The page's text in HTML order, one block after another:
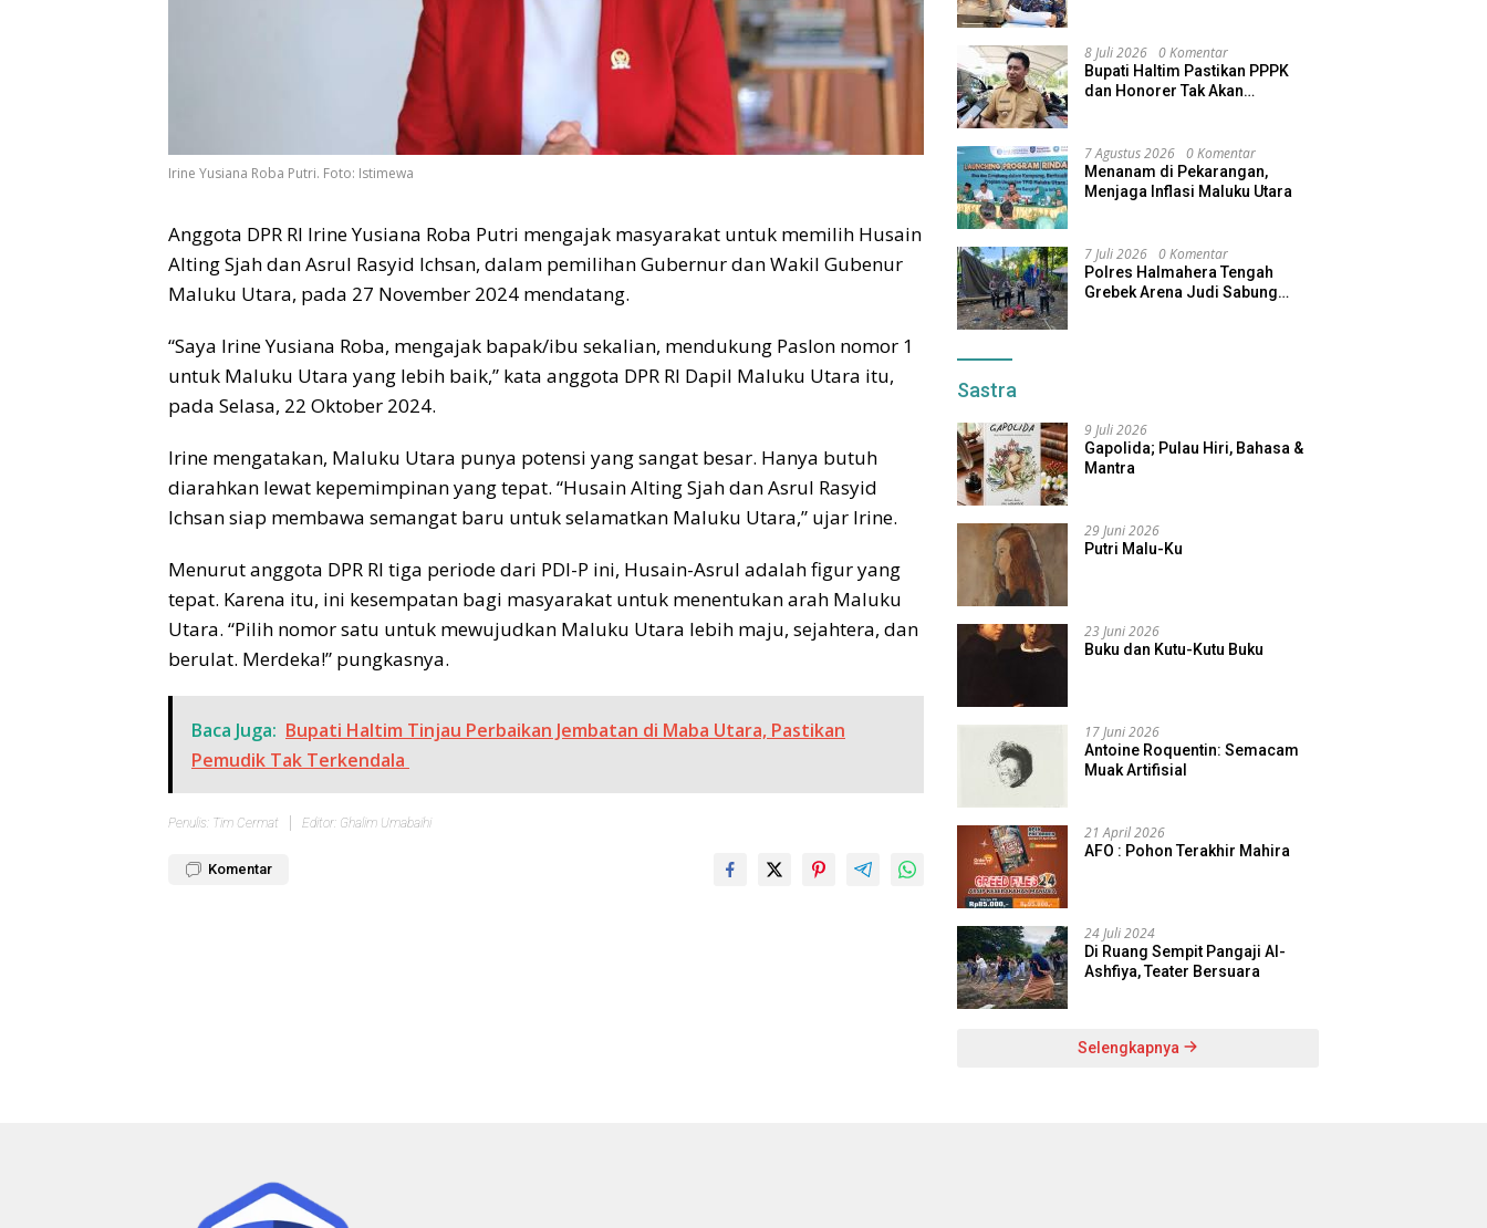
Irine Yusiana Roba Putri. Foto: Istimewa
Anggota DPR RI Irine Yusiana Roba Putri mengajak masyarakat untuk memilih Husain
Alting Sjah dan Asrul Rasyid Ichsan, dalam pemilihan Gubernur dan Wakil Gubenur
Maluku Utara, pada 27 November 2024 mendatang.
“Saya Irine Yusiana Roba, mengajak bapak/ibu sekalian, mendukung Paslon nomor 1
untuk Maluku Utara yang lebih baik,” kata anggota DPR RI Dapil Maluku Utara itu,
pada Selasa, 22 Oktober 2024.
Irine mengatakan, Maluku Utara punya potensi yang sangat besar. Hanya butuh
diarahkan lewat kepemimpinan yang tepat. “Husain Alting Sjah dan Asrul Rasyid
Ichsan siap membawa semangat baru untuk selamatkan Maluku Utara,” ujar Irine.
Menurut anggota DPR RI tiga periode dari PDI-P ini, Husain-Asrul adalah figur yang
tepat. Karena itu, ini kesempatan bagi masyarakat untuk menentukan arah Maluku
Utara. “Pilih nomor satu untuk mewujudkan Maluku Utara lebih maju, sejahtera, dan
berulat. Merdeka!” pungkasnya.
Baca Juga: Bupati Haltim Tinjau Perbaikan Jembatan di Maba Utara, Pastikan
Pemudik Tak Terkendala
Penulis: Tim Cermat Editor: Ghalim Umabaihi
Komentar
8 Juli 2026 0 Komentar
Bupati Haltim Pastikan PPPK
dan Honorer Tak Akan
7 Agustus 2026 0 Komentar
Menanam di Pekarangan,
Menjaga Inflasi Maluku Utara
7 Juli 2026 0 Komentar
Polres Halmahera Tengah
Grebek Arena Judi Sabung
Sastra
9 Juli 2026
Gapolida; Pulau Hiri, Bahasa &
Mantra
29 Juni 2026
Putri Malu-Ku
23 Juni 2026
Buku dan Kutu-Kutu Buku
17 Juni 2026
Antoine Roquentin: Semacam
Muak Artifisial
21 April 2026
AFO : Pohon Terakhir Mahira
24 Juli 2024
Di Ruang Sempit Pangaji Al-
Ashfiya, Teater Bersuara
Selengkapnya